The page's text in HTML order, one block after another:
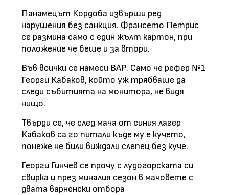
Панамецът Кордоба извърши ред
нарушения без санкция. Франсето Петрис
се размина само с един жълт картон, при
положение че беше и за втори.
Във всички се намеси ВАР. Само че рефер №1
Георги Кабаков, който уж трябваше да
следи събитията на монитора, не видя
нищо.
Твърди се, че след мача от синия лагер
Кабаков са го питали къде му е кучето,
понеже не били виждали слепец без куче.
Георги Гинчев се прочу с лудогорската си
свирка и през миналия сезон в мачовете с
двата варненски отбора